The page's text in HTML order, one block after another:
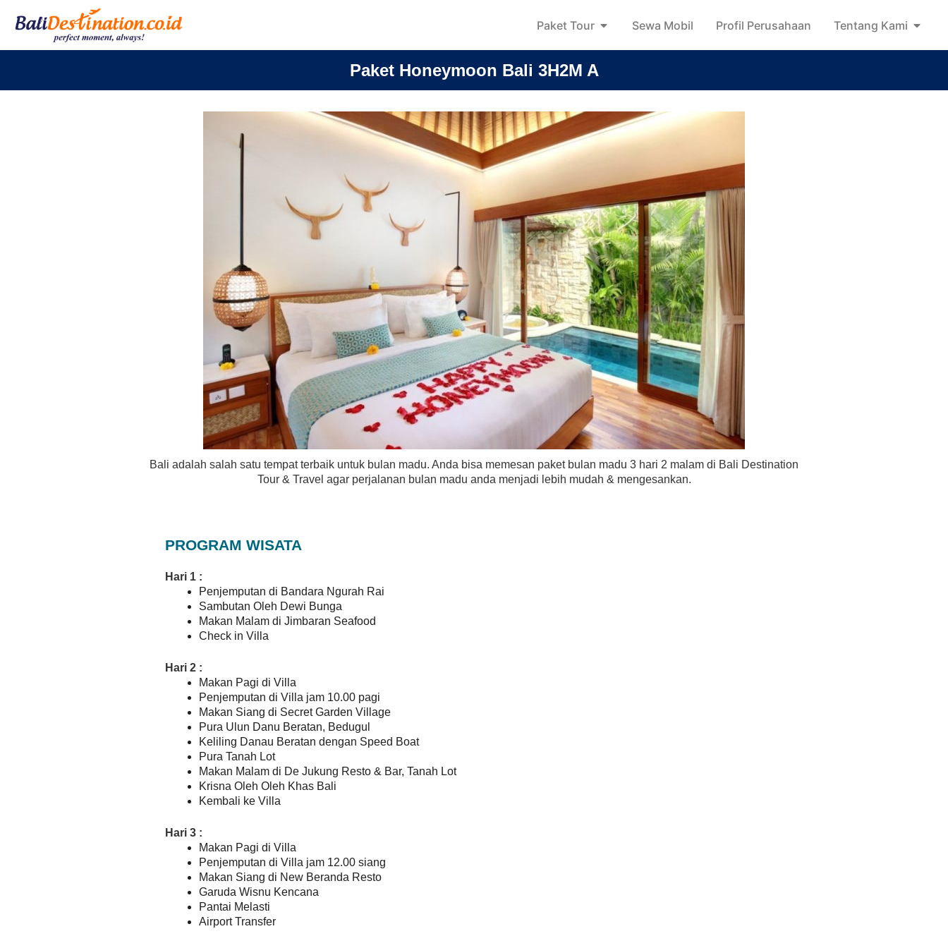
Paket Tour Sewa Mobil Profil Perusahaan Tentang Kami
Paket Honeymoon Bali 3H2M A
Bali adalah salah satu tempat terbaik untuk bulan madu. Anda bisa memesan paket bulan madu 3 hari 2 malam di Bali Destination
Tour & Travel agar perjalanan bulan madu anda menjadi lebih mudah & mengesankan.
PROGRAM WISATA
Hari 1 :
Penjemputan di Bandara Ngurah Rai
Sambutan Oleh Dewi Bunga
Makan Malam di Jimbaran Seafood
Check in Villa
Hari 2 :
Makan Pagi di Villa
Penjemputan di Villa jam 10.00 pagi
Makan Siang di Secret Garden Village
Pura Ulun Danu Beratan, Bedugul
Keliling Danau Beratan dengan Speed Boat
Pura Tanah Lot
Makan Malam di De Jukung Resto & Bar, Tanah Lot
Krisna Oleh Oleh Khas Bali
Kembali ke Villa
Hari 3 :
Makan Pagi di Villa
Penjemputan di Villa jam 12.00 siang
Makan Siang di New Beranda Resto
Garuda Wisnu Kencana
Pantai Melasti
Airport Transfer